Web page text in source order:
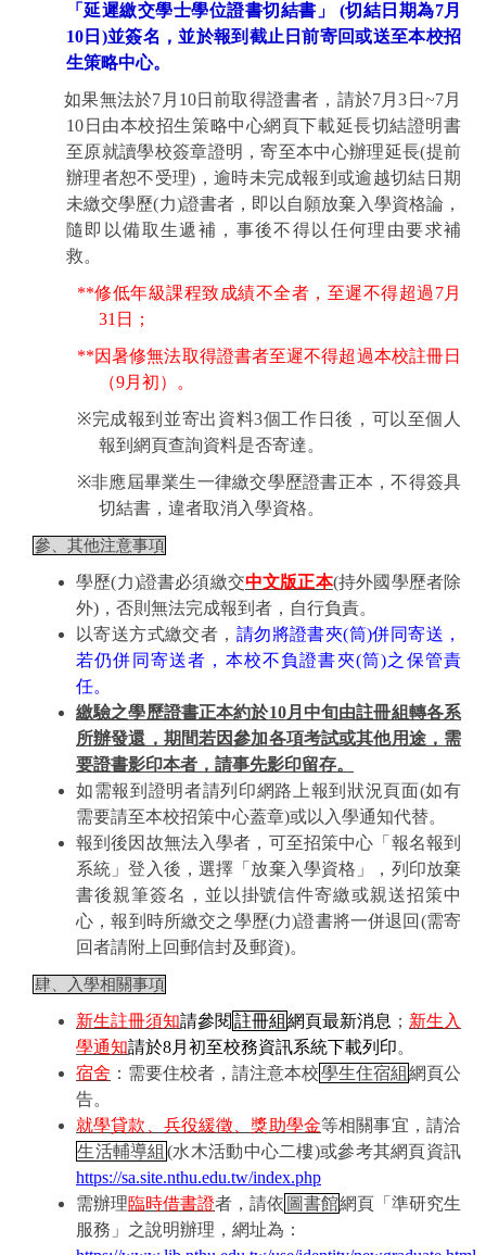
「延遲繳交學士學位證書切結書」
(切結日期為7月
10 日 )並簽名，並於報到截止日前寄回或送至本校招
生策略中心。
如果無法於7 月 10日前取得證書者，請於7月3 日 ~7月
10 日由本校招生策略中心網頁下載延長切結證明書
至原就讀學校簽章證明，寄至本中心辦理延長(提前
辦理者恕不受理) ，逾時未完成報到或逾越切結日期
未繳交學歷(力)證書者，即以自願放棄入學資格論，
隨即以備取生遞補，事後不得以任何理由要求補
救。
**修低年級課程致成績不全者，至遲不得超過 7月
31 日；
**因暑修無法取得證書者至遲不得超過本校註冊日
（9月初）。
※完成報到並寄出資料3個工作日後，可以至個人
報到網頁查詢資料是否寄達。
※非應屆畢業生一律繳交學歷證書正本，不得簽具
切結書，違者取消入學資格。
參、其他注意事項
學歷(力)證書必須繳交中文版正本(持外國學歷者除
外) ，否則無法完成報到者，自行負責。
以寄送方式繳交者， 請勿將證書夾(筒)併同寄送，
若仍併同寄送者，本校不負證書夾(筒)之保管責
任。
繳驗之學歷證書正本約於10月中旬由註冊組轉各系
所辦發還，期間若因參加各項考試或其他用途，需
要證書影印本者，請事先影印留存。
如需報到證明者請列印網路上報到狀況頁面(如有
需要請至本校招策中心蓋章)或以入學通知代替。
報到後因故無法入學者，可至招策中心「報名報到
系統」登入後，選擇「放棄入學資格」，列印放棄
書後親筆簽名，並以掛號信件寄繳或親送招策中
心，報到時所繳交之學歷(力)證書將一併退回 (需寄
回者請附上回郵信封及郵資)。
肆、入學相關事項
新生註冊須知請參閱 註冊組網頁最新消息 ； 新生入
學通知請於8月初至校務資訊系統下載列印。
宿舍 ：需要住校者，請注意本校學生住宿組 網頁公
告。
就學貸款、兵役緩徵、獎助學金等相關事宜，請洽
生活輔導組 (水木活動中心二樓)或參考其網頁資訊
https://sa.site.nthu.edu.tw/index.php
需辦理臨時借書證者，請依 圖書館網頁「準研究生
服務」之說明辦理，網址為：